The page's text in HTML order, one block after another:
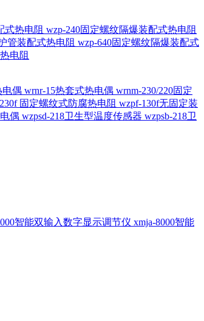
式热电阻 wzp-240固定螺纹隔爆装配式热电阻
管装配式热电阻 wzp-640固定螺纹隔爆装配式
电阻
电偶 wrnr-15热套式热电偶 wrnm-230/220固定
固定螺纹式防腐热电阻 wzpf-130f无固定装
偶 wzpsd-218卫生型温度传感器 wzpsb-218卫
智能双输入数字显示调节仪 xmja-8000智能